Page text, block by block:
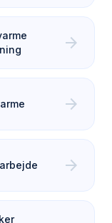
arrow_forward
arrow_forward
arrow_forward